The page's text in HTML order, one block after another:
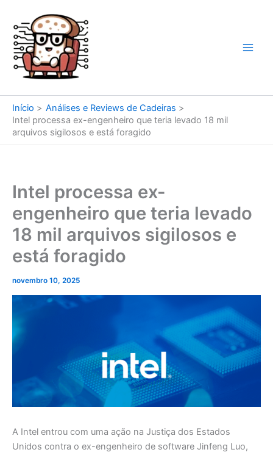
conteúdo
Início
Análises e Reviews de Cadeiras
Intel processa ex-engenheiro que teria levado 18 mil
arquivos sigilosos e está foragido
Intel processa ex-
engenheiro que teria levado
18 mil arquivos sigilosos e
está foragido
novembro 10, 2025
A Intel entrou com uma ação na Justiça dos Estados
Unidos contra o ex-engenheiro de software Jinfeng Luo,